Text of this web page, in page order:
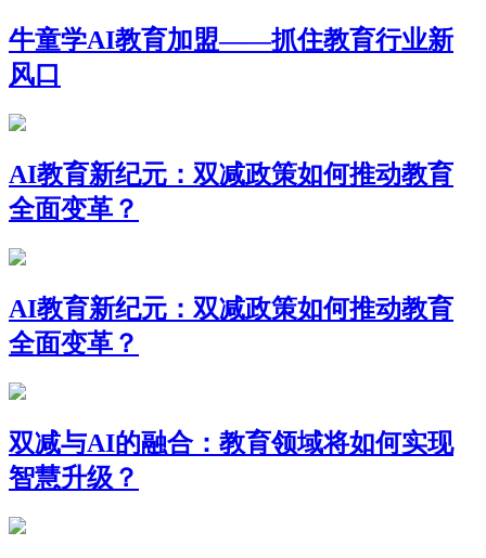
牛童学AI教育加盟——抓住教育行业新
风口
AI教育新纪元：双减政策如何推动教育
全面变革？
AI教育新纪元：双减政策如何推动教育
全面变革？
双减与AI的融合：教育领域将如何实现
智慧升级？